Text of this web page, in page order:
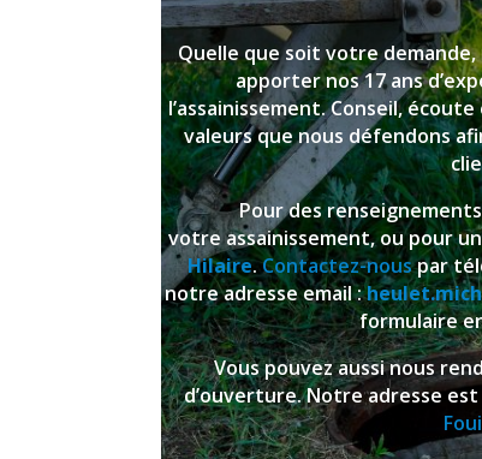
Quelle que soit votre demande,
apporter nos 17 ans
l’assainissement. Conseil,
valeurs que nous défendons
Pour des
votre assainissement, ou pour
Hilaire.Contactez-nouspar
notre adresse email :
formulaire
Vous pouvez aussi nous
d’ouverture. Notre adresse